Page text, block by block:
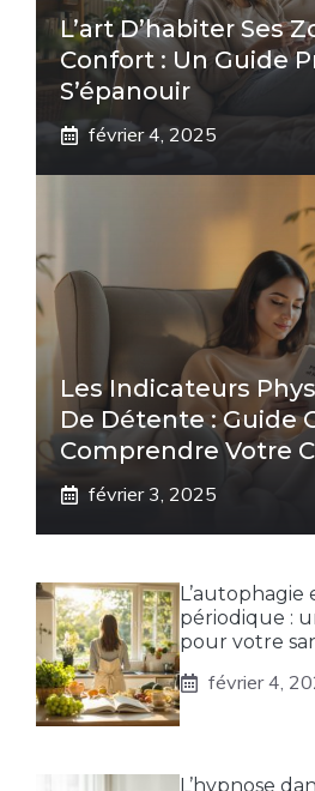
L’art D’habiter Ses
Confort : Un Guide
S’épanouir
février 4, 2025
Les Indicateurs
De Détente : Guide
Comprendre Votre
février 3, 2025
périodique :
pour votre
février 4,
L’hypnose